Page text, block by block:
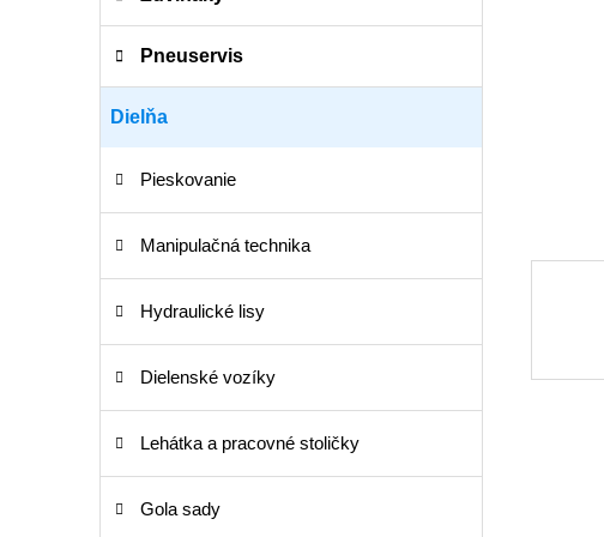
n
Pneuservis
Dielňa
Pieskovanie
Manipulačná technika
Hydraulické lisy
Dielenské vozíky
Lehátka a pracovné stoličky
Gola sady